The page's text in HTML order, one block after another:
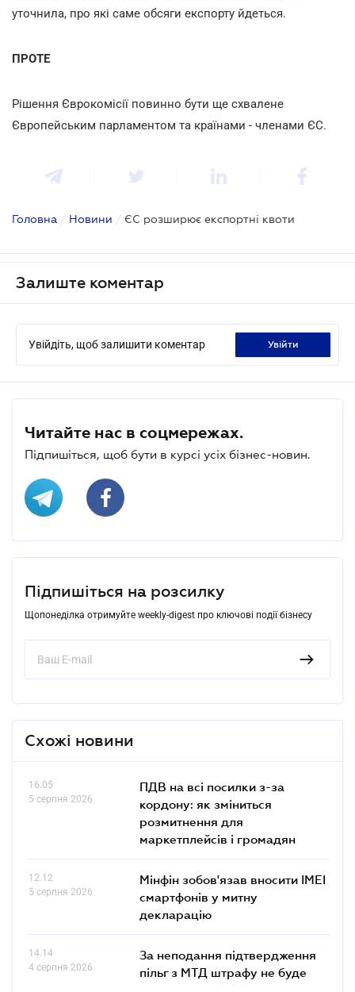
уточнила, про які саме обсяги експорту йдеться.
ПРОТЕ
Рішення Єврокомісії повинно бути ще схвалене
Європейським парламентом та країнами - членами ЄС.
Головна / Новини / ЄС розширює експортні квоти
Залиште коментар
Увійдіть, щоб залишити коментар увійти
Читайте нас в соцмережах.
Підпишіться, щоб бути в курсі усіх бізнес-новин.
Підпишіться на розсилку
Щопонеділка отримуйте weekly-digest про ключові події бізнесу
Схожі новини
16.05
5 серпня 2026
ПДВ на всі посилки з-за
кордону: як зміниться
розмитнення для
маркетплейсів і громадян
12.12
5 серпня 2026
Мінфін зобов'язав вносити IMEI
смартфонів у митну
декларацію
14.14
4 серпня 2026
За неподання підтвердження
пільг з МТД штрафу не буде